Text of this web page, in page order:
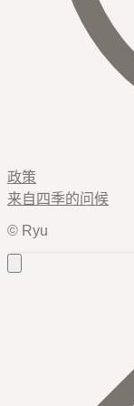
政策
来自 四季的问候
© Ryu